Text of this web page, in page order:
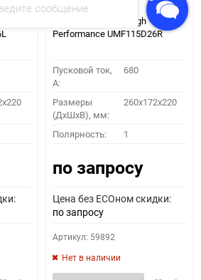
ATLAS UHPB Ultra High
Performance UMF115D26R
Пусковой ток,
A:
680
Размеры
(ДхШхВ), мм:
260x172x220
Полярность: 1
по запросу
Цена без ECOном скидки:
по запросу
Артикул: 59892
Нет в наличии
сообщение